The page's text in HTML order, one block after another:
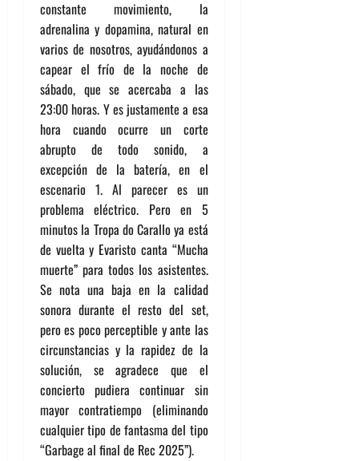
constante movimiento, la
adrenalina y dopamina, natural en
varios de nosotros, ayudándonos a
capear el frío de la noche de
sábado, que se acercaba a las
23:00 horas. Y es justamente a esa
hora cuando ocurre un corte
abrupto de todo sonido, a
excepción de la batería, en el
escenario 1. Al parecer es un
problema eléctrico. Pero en 5
minutos la Tropa do Carallo ya está
de vuelta y Evaristo canta “Mucha
muerte” para todos los asistentes.
Se nota una baja en la calidad
sonora durante el resto del set,
pero es poco perceptible y ante las
circunstancias y la rapidez de la
solución, se agradece que el
concierto pudiera continuar sin
mayor contratiempo (eliminando
cualquier tipo de fantasma del tipo
“Garbage al final de Rec 2025”).